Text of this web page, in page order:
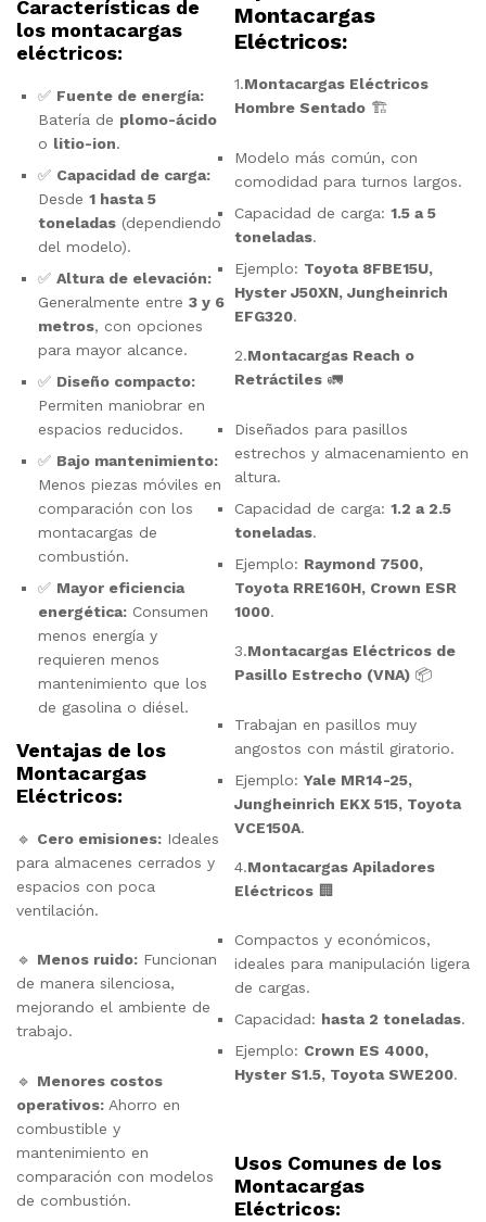
Características de
los montacargas
eléctricos:
✅ Fuente de energía:
Batería de plomo-ácido
o litio-ion.
✅ Capacidad de carga:
Desde 1 hasta 5
toneladas (dependiendo
del modelo).
✅ Altura de elevación:
Generalmente entre 3 y 6
metros, con opciones
para mayor alcance.
✅ Diseño compacto:
Permiten maniobrar en
espacios reducidos.
✅ Bajo mantenimiento:
Menos piezas móviles en
comparación con los
montacargas de
combustión.
✅ Mayor eficiencia
energética: Consumen
menos energía y
requieren menos
mantenimiento que los
de gasolina o diésel.
Ventajas de los
Montacargas
Eléctricos:
🔹 Cero emisiones: Ideales
para almacenes cerrados y
espacios con poca
ventilación.
🔹 Menos ruido: Funcionan
de manera silenciosa,
mejorando el ambiente de
trabajo.
🔹 Menores costos
operativos: Ahorro en
combustible y
mantenimiento en
comparación con modelos
de combustión.
Montacargas
Eléctricos:
1.Montacargas Eléctricos
Hombre Sentado🏗️
Modelo más común, con
comodidad para turnos largos.
Capacidad de carga: 1.5 a 5
toneladas.
Ejemplo: Toyota 8FBE15U,
Hyster J50XN, Jungheinrich
EFG320.
2.Montacargas Reach o
Retráctiles🚛
Diseñados para pasillos
estrechos y almacenamiento en
altura.
Capacidad de carga: 1.2 a 2.5
toneladas.
Ejemplo: Raymond 7500,
Toyota RRE160H, Crown ESR
1000.
3.Montacargas Eléctricos de
Pasillo Estrecho (VNA)📦
Trabajan en pasillos muy
angostos con mástil giratorio.
Ejemplo: Yale MR14-25,
Jungheinrich EKX 515, Toyota
VCE150A.
4.Montacargas Apiladores
Eléctricos🏢
Compactos y económicos,
ideales para manipulación ligera
de cargas.
Capacidad: hasta 2 toneladas.
Ejemplo: Crown ES 4000,
Hyster S1.5, Toyota SWE200.
Usos Comunes de los
Montacargas
Eléctricos: